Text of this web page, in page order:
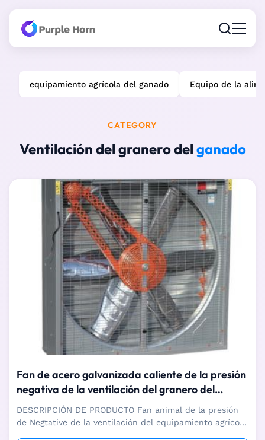
equipamiento agrícola del ganado Equipo de la
CATEGORY
Ventilación del granero del ganado
Fan de acero galvanizada caliente de la presión
negativa de la ventilación del granero del
ganado de la granja
DESCRIPCIÓN DE PRODUCTO Fan animal de la presión
de Negtative de la ventilación del equipamiento agrícola